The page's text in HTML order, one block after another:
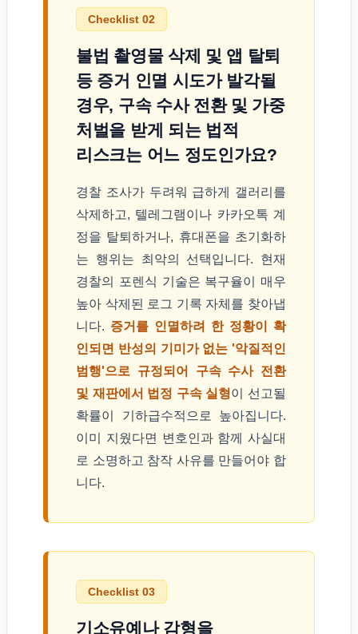
Checklist 02
불법 촬영물 삭제 및 앱 탈퇴
등 증거 인멸 시도가 발각될
경우, 구속 수사 전환 및 가중
처벌을 받게 되는 법적
리스크는 어느 정도인가요?
경찰 조사가 두려워 급하게 갤러리를
삭제하고, 텔레그램이나 카카오톡 계
정을 탈퇴하거나, 휴대폰을 초기화하
는 행위는 최악의 선택입니다. 현재
경찰의 포렌식 기술은 복구율이 매우
높아 삭제된 로그 기록 자체를 찾아냅
니다. 증거를 인멸하려 한 정황이 확
인되면 반성의 기미가 없는 '악질적인
범행'으로 규정되어 구속 수사 전환
및 재판에서 법정 구속 실형이 선고될
확률이 기하급수적으로 높아집니다.
이미 지웠다면 변호인과 함께 사실대
로 소명하고 참작 사유를 만들어야 합
니다.
Checklist 03
기소유예나 감형을